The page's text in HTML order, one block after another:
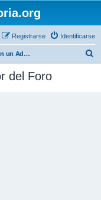
Identificarse
Registrarse
Contactar con un Administrador del Foro
del Foro